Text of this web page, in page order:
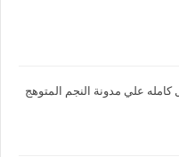
كامله علي مدونة النجم المتوهج